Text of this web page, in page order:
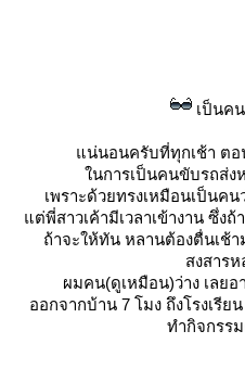
เป็นค
น่นอนครับที่ทุกเช้า ตอ
นการเป็นคนขับรถส่งห
เพราะด้วยทรงเหมือนเป็นค
ต่พี่สาวเค้ามีเวลาเข้างาน ซึ่งถ้
ถ้าจะให้ทัน หลานต้องตื่นเช้า
สงสาร
ผมคน(ดูเหมือน)ว่าง เลย
ออกจากบ้าน 7 โมง ถึงโรงเรีย
ทำกิจกรร